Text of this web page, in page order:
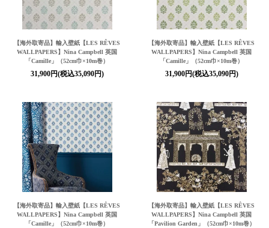
【海外取寄品】輸入壁紙【LES RÊVES
WALLPAPERS】Nina Campbell 英国
「Camille」（52cm巾×10m巻）
31,900円(税込35,090円)
【海外取寄品】輸入壁紙【LES RÊVES
WALLPAPERS】Nina Campbell 英国
「Camille」（52cm巾×10m巻）
31,900円(税込35,090円)
【海外取寄品】輸入壁紙【LES RÊVES
WALLPAPERS】Nina Campbell 英国
「Camille」（52cm巾×10m巻）
【海外取寄品】輸入壁紙【LES RÊVES
WALLPAPERS】Nina Campbell 英国
「Pavilion Garden」（52cm巾×10m巻）